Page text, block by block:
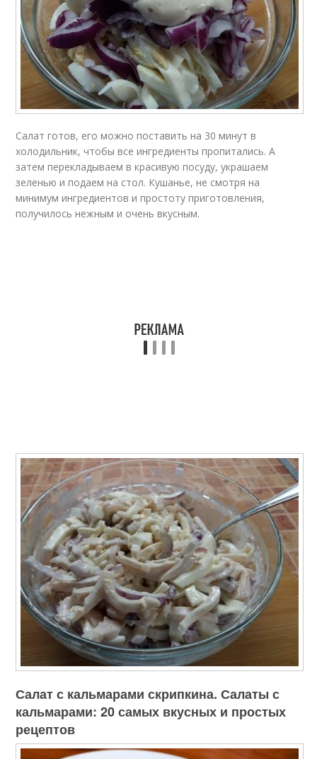
Салат готов, его можно поставить на 30 минут в
холодильник, чтобы все ингредиенты пропитались. А
затем перекладываем в красивую посуду, украшаем
зеленью и подаем на стол. Кушанье, не смотря на
минимум ингредиентов и простоту приготовления,
получилось нежным и очень вкусным.
Салат с кальмарами скрипкина. Салаты с
кальмарами: 20 самых вкусных и простых
рецептов